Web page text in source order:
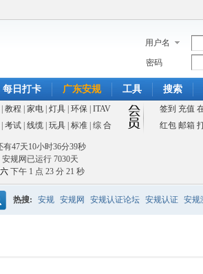
用户名
密码
每日打卡 广东安规 工具 搜索
教程 家电 灯具 环保 ITAV 签到 充值
考试| 线缆| 玩具| 标准| 综 合 红包 邮箱
有47天10小时36分39秒
安规网已运行 7030天
下午 1 点 23 分 21 秒
热搜: 安规 安规网 安规认证论坛 安规认证 安规